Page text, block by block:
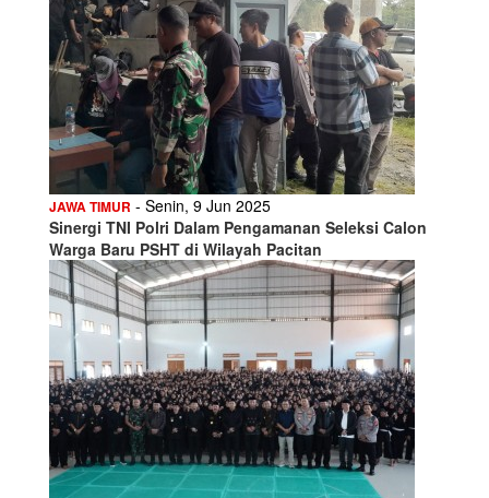
JAWA TIMUR - Senin, 9 Jun 2025
Sinergi TNI Polri Dalam Pengamanan Seleksi Calon
Warga Baru PSHT di Wilayah Pacitan